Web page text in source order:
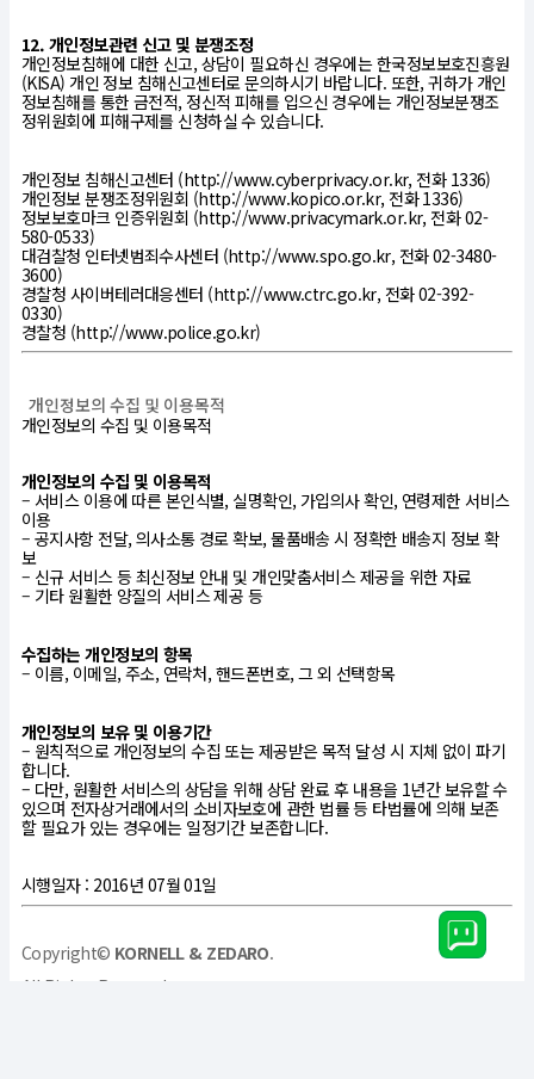
12. 개인정보관련 신고 및 분쟁조정
개인정보침해에 대한 신고, 상담이 필요하신 경우에는 한국정보보호진흥원
(KISA) 개인 정보 침해신고센터로 문의하시기 바랍니다. 또한, 귀하가 개인
정보침해를 통한 금전적, 정신적 피해를 입으신 경우에는 개인정보분쟁조
정위원회에 피해구제를 신청하실 수 있습니다.
개인정보 침해신고센터 (http://www.cyberprivacy.or.kr, 전화 1336)
개인정보 분쟁조정위원회 (http://www.kopico.or.kr, 전화 1336)
정보보호마크 인증위원회 (http://www.privacymark.or.kr, 전화 02-
580-0533)
대검찰청 인터넷범죄수사센터 (http://www.spo.go.kr, 전화 02-3480-
3600)
경찰청 사이버테러대응센터 (http://www.ctrc.go.kr, 전화 02-392-
0330)
경찰청 (http://www.police.go.kr)
개인정보의 수집 및 이용목적
개인정보의 수집 및 이용목적
개인정보의 수집 및 이용목적
– 서비스 이용에 따른 본인식별, 실명확인, 가입의사 확인, 연령제한 서비스
이용
– 공지사항 전달, 의사소통 경로 확보, 물품배송 시 정확한 배송지 정보 확
보
– 신규 서비스 등 최신정보 안내 및 개인맞춤서비스 제공을 위한 자료
– 기타 원활한 양질의 서비스 제공 등
수집하는 개인정보의 항목
– 이름, 이메일, 주소, 연락처, 핸드폰번호, 그 외 선택항목
개인정보의 보유 및 이용기간
– 원칙적으로 개인정보의 수집 또는 제공받은 목적 달성 시 지체 없이 파기
합니다.
– 다만, 원활한 서비스의 상담을 위해 상담 완료 후 내용을 1년간 보유할 수
있으며 전자상거래에서의 소비자보호에 관한 법률 등 타법률에 의해 보존
할 필요가 있는 경우에는 일정기간 보존합니다.
시행일자 : 2016년 07월 01일
Copyright© KORNELL & ZEDARO.
All Rights Reserved.